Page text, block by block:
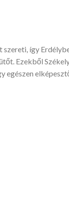
így
Ezekből
egészen